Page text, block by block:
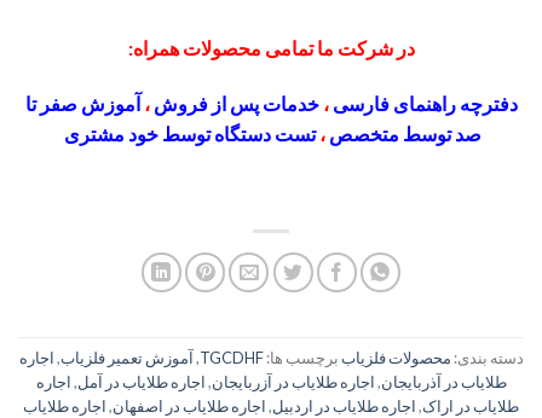
در شرکت ما تمامی محصولات همراه:
دفترچه راهنمای فارسی ،خدمات پس از فروش ،آموزش صفر تا
صد توسط متخصص ،تست دستگاه توسط خود مشتری
دسته بندی: محصولات فلزیاببرچسب ها:TGCDHF
,آموزش تعمیر فلزیاب,اجاره
طلایاب در آذربایجان,اجاره طلایاب در آزربایجان,اجاره طلایاب در آمل,اجاره
طلایاب در اراک,اجاره طلایاب در اردبیل,اجاره طلایاب در اصفهان,اجاره طلایاب